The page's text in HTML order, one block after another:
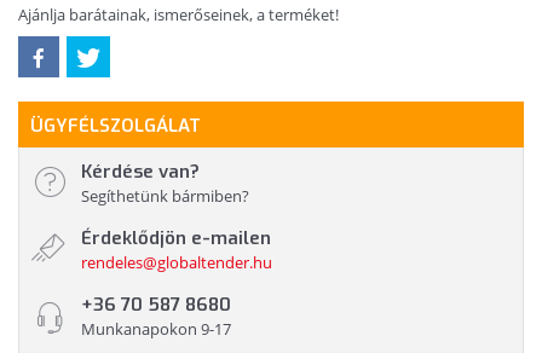
Ajánlja barátainak, ismerőseinek, a terméket!
ÜGYFÉLSZOLGÁLAT
Kérdése van?
Segíthetünk bármiben?
Érdeklődjön e-mailen
rendeles@globaltender.hu
+36 70 587 8680
Munkanapokon 9-17